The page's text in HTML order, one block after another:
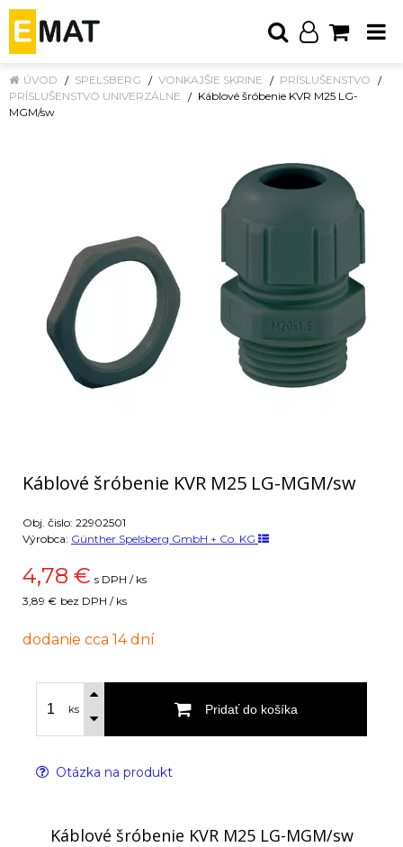
ÚVOD SPELSBERG VONKAJŠIE SKRINE
PRÍSLUŠENSTVO
PRÍSLUŠENSTVO UNIVERZÁLNE
Káblové šróbenie KVR M25 LG-
MGM/sw
Káblové šróbenie KVR M25 LG-MGM/sw
Obj. čislo: 22902501
Výrobca: Günther Spelsberg GmbH + Co. KG
4,78 € s DPH / ks
3,89 € bez DPH / ks
dodanie cca 14 dní
ks Pridať do košíka
Otázka na produkt
Káblové šróbenie KVR M25 LG-MGM/sw